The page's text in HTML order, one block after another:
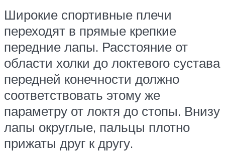
Широкие спортивные плечи
переходят в прямые крепкие
передние лапы. Расстояние от
области холки до локтевого сустава
передней конечности должно
соответствовать этому же
параметру от локтя до стопы. Внизу
лапы округлые, пальцы плотно
прижаты друг к другу.